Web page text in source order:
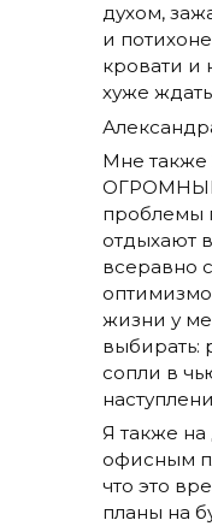
духом,
и
кровати и
хуже
Мне также
ОГРОМНЫЕ
проблемы
отдыхают
всеравно
жизни у
выбирать:
сопли в
Я также
офисным
что это
планы на